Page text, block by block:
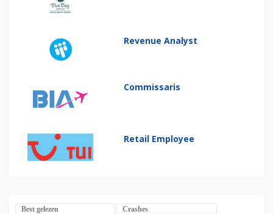
Revenue Analyst
Commissaris
Retail Employee
Best gelezen Crashes